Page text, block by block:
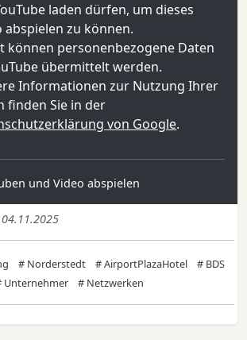
laden dürfen, um dieses
abspielen zu können.
können personenbezogene Daten
übermittelt werden.
Informationen zur Nutzung Ihrer
finden Sie in der
von Google.
und Video abspielen
# Norderstedt # AirportPlazaHotel
# BDS
Unternehmer
# Netzwerken